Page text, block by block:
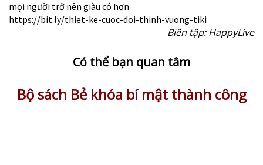
mọi người trở nên giàu có hơn
https://bit.ly/thiet-ke-cuoc-doi-thinh-vuong-tiki
Biên tập: HappyLive
Có thể bạn quan tâm
Bộ sách Bẻ khóa bí mật thành công